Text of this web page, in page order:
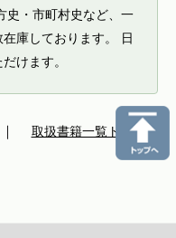
史・市町村史など、一
庫しております。 日
けます。
取扱書籍一覧トップ